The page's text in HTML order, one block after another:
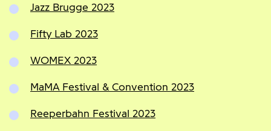
Jazz Brugge 2023
Fifty Lab 2023
WOMEX 2023
MaMA Festival & Convention 2023
Reeperbahn Festival 2023